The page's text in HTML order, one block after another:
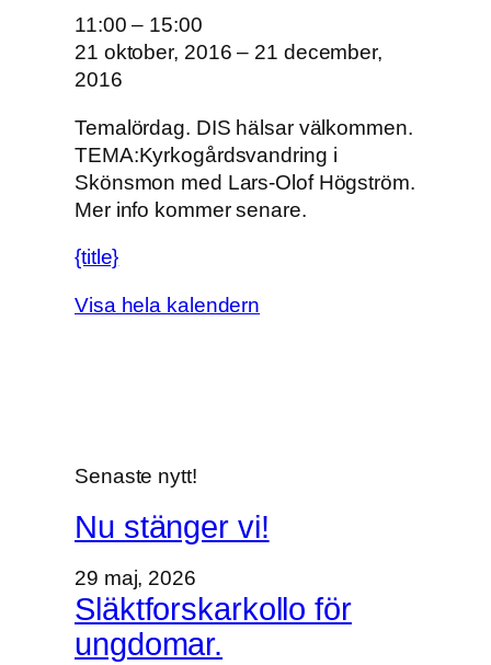
T
e
m
ö
r
d
g
11:00 – 15:00
21 oktober, 2016 – 21 december,
2016
Temalördag. DIS hälsar välkommen.
TEMA:Kyrkogårdsvandring i
Skönsmon med Lars-Olof Högström.
Mer info kommer senare.
{title}
Visa hela kalendern
Senaste nytt!
Nu stänger vi!
29 maj, 2026
Släktforskarkollo för
ungdomar.